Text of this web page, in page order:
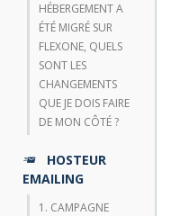
HÉBERGEMENT A
ÉTÉ MIGRÉ SUR
FLEXONE, QUELS
SONT LES
CHANGEMENTS
QUE JE DOIS FAIRE
DE MON CÔTÉ ?
HOSTEUR
EMAILING
1. CAMPAGNE